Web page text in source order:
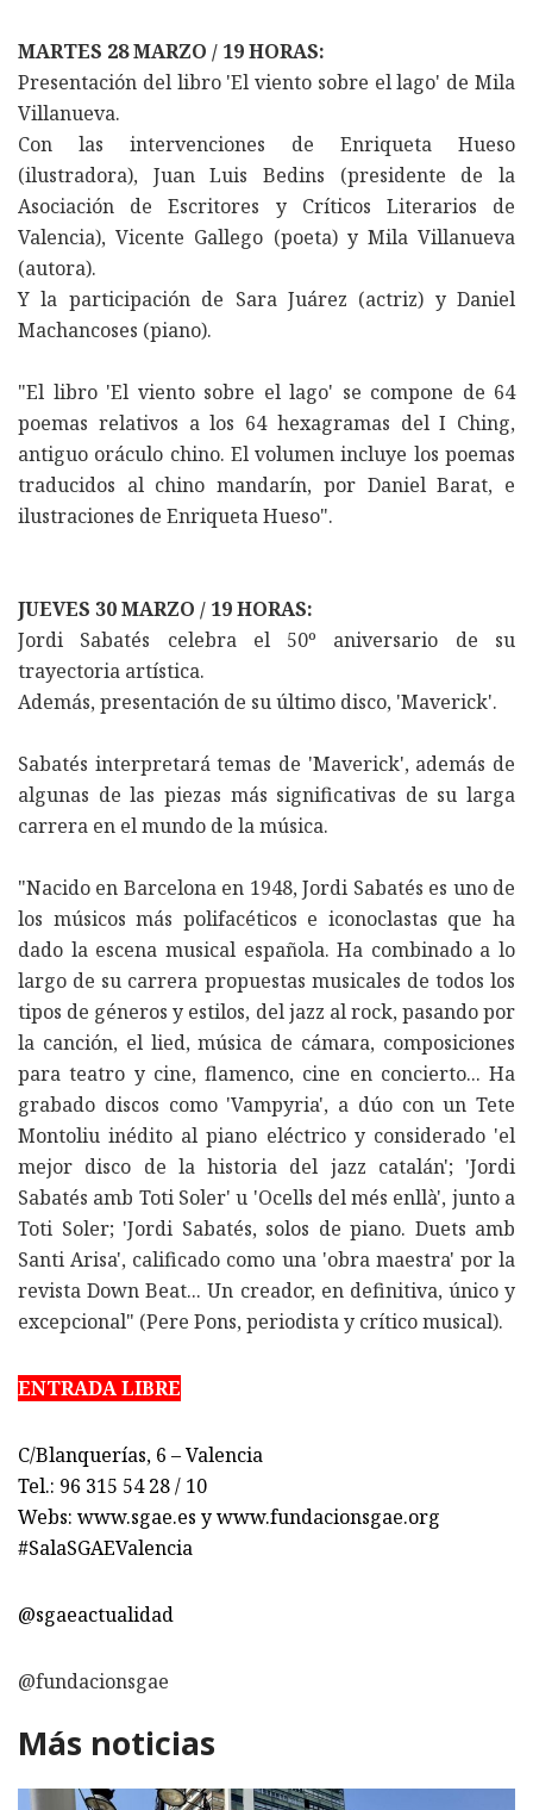
MARTES 28 MARZO / 19 HORAS:
Presentación del libro 'El viento sobre el lago' de Mila
Villanueva.
Con las intervenciones de Enriqueta Hueso
(ilustradora), Juan Luis Bedins (presidente de la
Asociación de Escritores y Críticos Literarios de
Valencia), Vicente Gallego (poeta) y Mila Villanueva
(autora).
Y la participación de Sara Juárez (actriz) y Daniel
Machancoses (piano).
"El libro 'El viento sobre el lago' se compone de 64
poemas relativos a los 64 hexagramas del I Ching,
antiguo oráculo chino. El volumen incluye los poemas
traducidos al chino mandarín, por Daniel Barat, e
ilustraciones de Enriqueta Hueso".
JUEVES 30 MARZO / 19 HORAS:
Jordi Sabatés celebra el 50º aniversario de su
trayectoria artística.
Además, presentación de su último disco, 'Maverick'.
Sabatés interpretará temas de 'Maverick', además de
algunas de las piezas más significativas de su larga
carrera en el mundo de la música.
"Nacido en Barcelona en 1948, Jordi Sabatés es uno de
los músicos más polifacéticos e iconoclastas que ha
dado la escena musical española. Ha combinado a lo
largo de su carrera propuestas musicales de todos los
tipos de géneros y estilos, del jazz al rock, pasando por
la canción, el lied, música de cámara, composiciones
para teatro y cine, flamenco, cine en concierto... Ha
grabado discos como 'Vampyria', a dúo con un Tete
Montoliu inédito al piano eléctrico y considerado 'el
mejor disco de la historia del jazz catalán'; 'Jordi
Sabatés amb Toti Soler' u 'Ocells del més enllà', junto a
Toti Soler; 'Jordi Sabatés, solos de piano. Duets amb
Santi Arisa', calificado como una 'obra maestra' por la
revista Down Beat... Un creador, en definitiva, único y
excepcional" (Pere Pons, periodista y crítico musical).
ENTRADA LIBRE
C/Blanquerías, 6 – Valencia
Tel.: 96 315 54 28 / 10
Webs: www.sgae.es y www.fundacionsgae.org
#SalaSGAEValencia
@sgaeactualidad
@fundacionsgae
Más noticias